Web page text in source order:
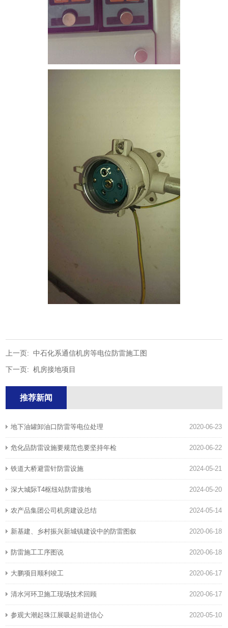
上一页:中石化系通信机房等电位防雷施工图
下一页:机房接地项目
推荐新闻
2020-06-23
地下油罐卸油口防雷等电位处理
2020-06-22
危化品防雷设施要规范也要坚持年检
2024-05-21
铁道大桥避雷针防雷设施
2024-05-20
深大城际T4枢纽站防雷接地
2024-05-14
农产品集团公司机房建设总结
2020-06-18
新基建、乡村振兴新城镇建设中的防雷图叙
2020-06-18
防雷施工工序图说
2020-06-17
大鹏项目顺利竣工
2020-06-17
清水河环卫施工现场技术回顾
2020-05-10
参观大潮起珠江展吸起前进信心